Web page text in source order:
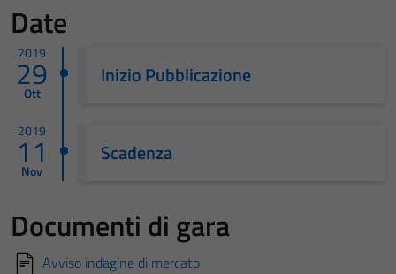
Date
2019
29
Ott
Inizio Pubblicazione
2019
11
Nov
Scadenza
Documenti di gara
Avviso indagine di mercato